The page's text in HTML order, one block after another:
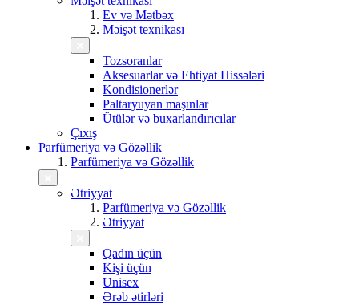
Ev və Mətbəx
Məişət texnikası
Tozsoranlar
Aksesuarlar və Ehtiyat Hissələri
Kondisionerlər
Paltaryuyan maşınlar
Ütülər və buxarlandırıcılar
Çıxış
Parfümeriya və Gözəllik
Parfümeriya və Gözəllik
Ətriyyat
Parfümeriya və Gözəllik
Ətriyyat
Qadın üçün
Kişi üçün
Unisex
Ərəb ətirləri